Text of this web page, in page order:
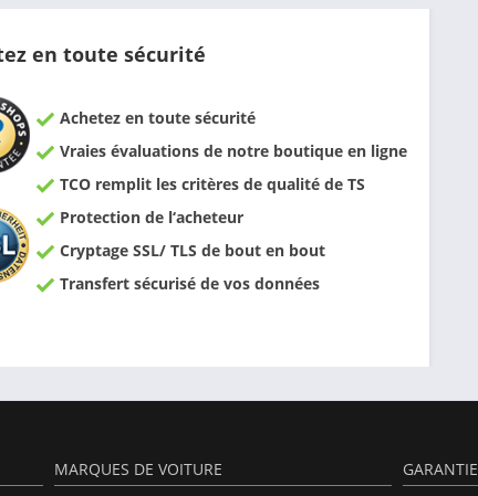
en toute sécurité
Achetez en toute sécurité
Vraies évaluations de notre boutique en ligne
TCO remplit les critères de qualité de TS
Protection de l‘acheteur
Cryptage SSL/ TLS de bout en bout
Transfert sécurisé de vos données
MARQUES DE VOITURE
GARANTIE